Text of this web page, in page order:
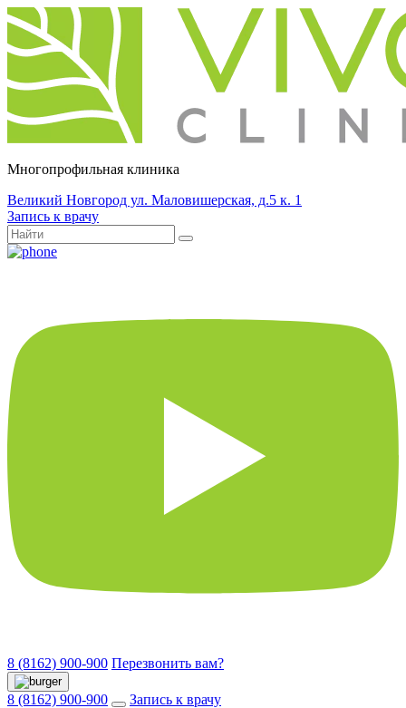
Многопрофильная клиника
Великий Новгород ул. Маловишерская, д.5 к. 1
Запись к врачу
8 (8162) 900-900 Перезвонить вам?
8 (8162) 900-900
Запись к врачу